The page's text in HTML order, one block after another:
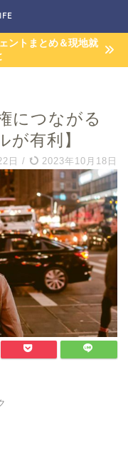
ントまとめ＆現地就
につながる
が有利】
日 / 2023年10月18日